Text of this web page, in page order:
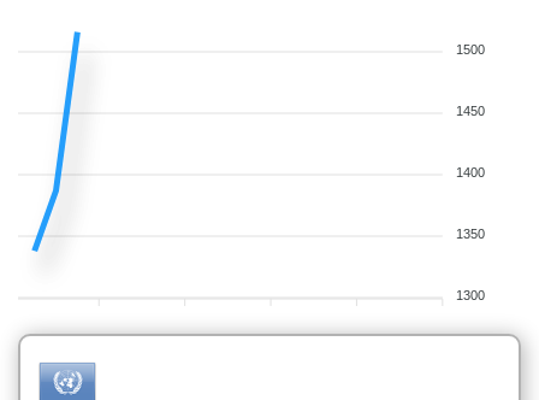
1500
1450
1400
1350
1300